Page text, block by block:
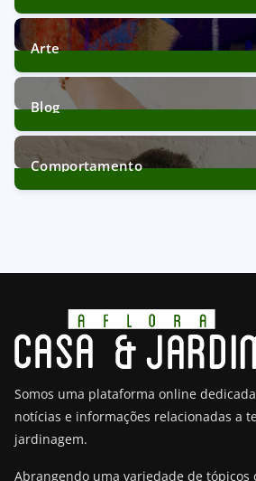
39Posts
Arte
11Posts
Blog
172Posts
Comportamento
Somos uma plataforma online
notícias e informações relacionadas a
jardinagem.
Abrangendo uma variedade de tópicos